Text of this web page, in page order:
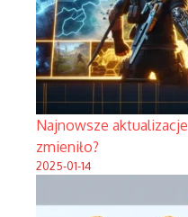
Najnowsze
zmieniło?
2025-01-14